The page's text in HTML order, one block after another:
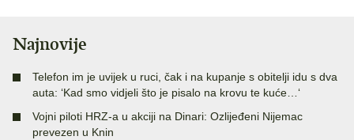
Najnovije
Telefon im je uvijek u ruci, čak i na kupanje s obitelji idu s dva
auta: ‘Kad smo vidjeli što je pisalo na krovu te kuće…‘
Vojni piloti HRZ-a u akciji na Dinari: Ozlijeđeni Nijemac
prevezen u Knin